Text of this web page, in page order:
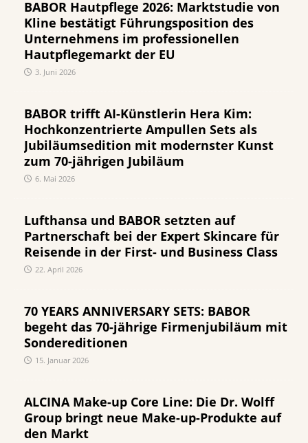
BABOR Hautpflege 2026: Marktstudie von
Kline bestätigt Führungsposition des
Unternehmens im professionellen
Hautpflegemarkt der EU
3. Juni 2026
BABOR trifft AI-Künstlerin Hera Kim:
Hochkonzentrierte Ampullen Sets als
Jubiläumsedition mit modernster Kunst
zum 70-jährigen Jubiläum
6. Mai 2026
Lufthansa und BABOR setzten auf
Partnerschaft bei der Expert Skincare für
Reisende in der First- und Business Class
22. April 2026
70 YEARS ANNIVERSARY SETS: BABOR
begeht das 70-jährige Firmenjubiläum mit
Sondereditionen
15. Januar 2026
ALCINA Make-up Core Line: Die Dr. Wolff
Group bringt neue Make-up-Produkte auf
den Markt